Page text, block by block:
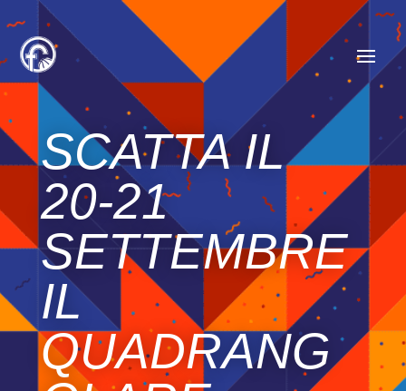
SCATTA IL
20-21
SETTEMBRE
IL
QUADRANG